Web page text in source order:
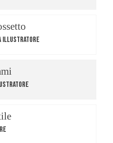
Illustratore